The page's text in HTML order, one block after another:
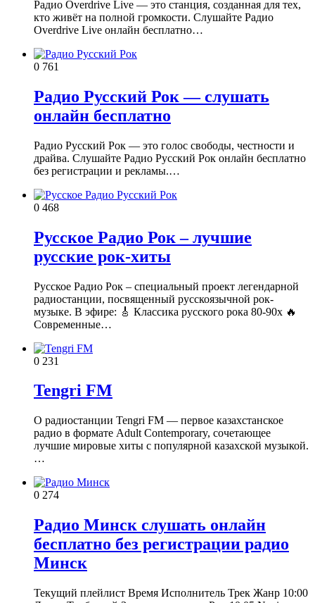
Радио Overdrive Live — это станция, созданная для тех,
кто живёт на полной громкости. Слушайте Радио
Overdrive Live онлайн бесплатно…
0 761
Радио Русский Рок — слушать
онлайн бесплатно
Радио Русский Рок — это голос свободы, честности и
драйва. Слушайте Радио Русский Рок онлайн бесплатно
без регистрации и рекламы.…
0 468
Русское Радио Рок – лучшие
русские рок-хиты
Русское Радио Рок – специальный проект легендарной
радиостанции, посвященный русскоязычной рок-
музыке. В эфире: 🎸 Классика русского рока 80-90х 🔥
Современные…
0 231
Tengri FM
О радиостанции Tengri FM — первое казахстанское
радио в формате Adult Contemporary, сочетающее
лучшие мировые хиты с популярной казахской музыкой.
…
0 274
Радио Минск слушать онлайн
бесплатно без регистрации радио
Минск
Текущий плейлист Время Исполнитель Трек Жанр 10:00